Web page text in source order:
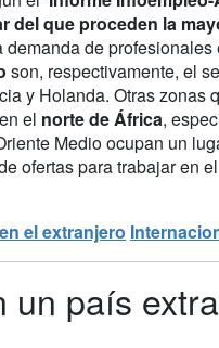
del que proceden la
demanda de
son, respectivamente, el
y Holanda. Otras
el norte de África,
Medio ocupan un
ofertas para trabajar en
el extranjero
un país